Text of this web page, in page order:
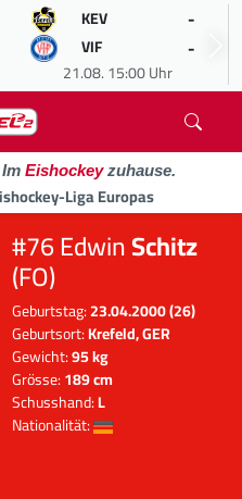
KEV -
VIF -
21.08. 15:00 Uhr
Eishockeyzuhause.
Liga Europas
#76 EdwinSchitz
(FO)
Geburtstag:23.04.2000 (26)
Geburtsort:Krefeld, GER
Gewicht:95 kg
Grösse:189 cm
Schusshand:L
Nationalität: